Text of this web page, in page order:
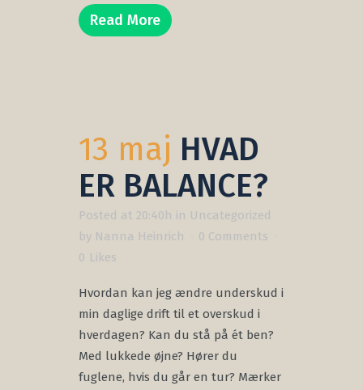
Read More
13 maj HVAD
ER BALANCE?
Posted at 20:40h in Uncategorized
by Nanna Heinrich
0 Comments
0 Likes
Hvordan kan jeg ændre underskud i
min daglige drift til et overskud i
hverdagen? Kan du stå på ét ben?
Med lukkede øjne? Hører du
fuglene, hvis du går en tur? Mærker